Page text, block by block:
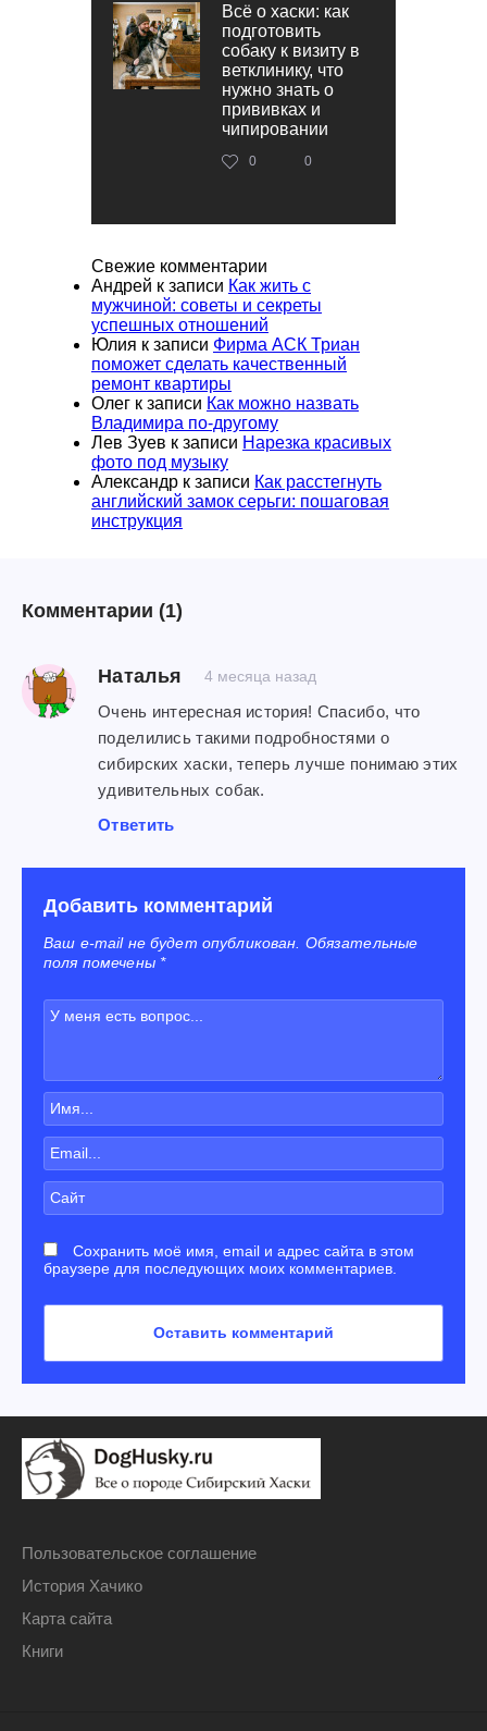
Всё о хаски: как
подготовить
собаку к визиту в
ветклинику, что
нужно знать о
прививках и
чипировании
0 0
Свежие комментарии
Андрей к записи Как жить с
мужчиной: советы и секреты
успешных отношений
Юлия к записи Фирма АСК Триан
поможет сделать качественный
ремонт квартиры
Олег к записи Как можно назвать
Владимира по-другому
Лев Зуев к записи Нарезка красивых
фото под музыку
Александр к записи Как расстегнуть
английский замок серьги: пошаговая
инструкция
Комментарии (1)
Наталья 4 месяца назад
Очень интересная история! Спасибо, что
поделились такими подробностями о
сибирских хаски, теперь лучше понимаю этих
удивительных собак.
Ответить
Добавить комментарий
Ваш e-mail не будет опубликован. Обязательные
поля помечены *
Сохранить моё имя, email и адрес сайта в этом
браузере для последующих моих комментариев.
Пользовательское соглашение
История Хачико
Карта сайта
Книги